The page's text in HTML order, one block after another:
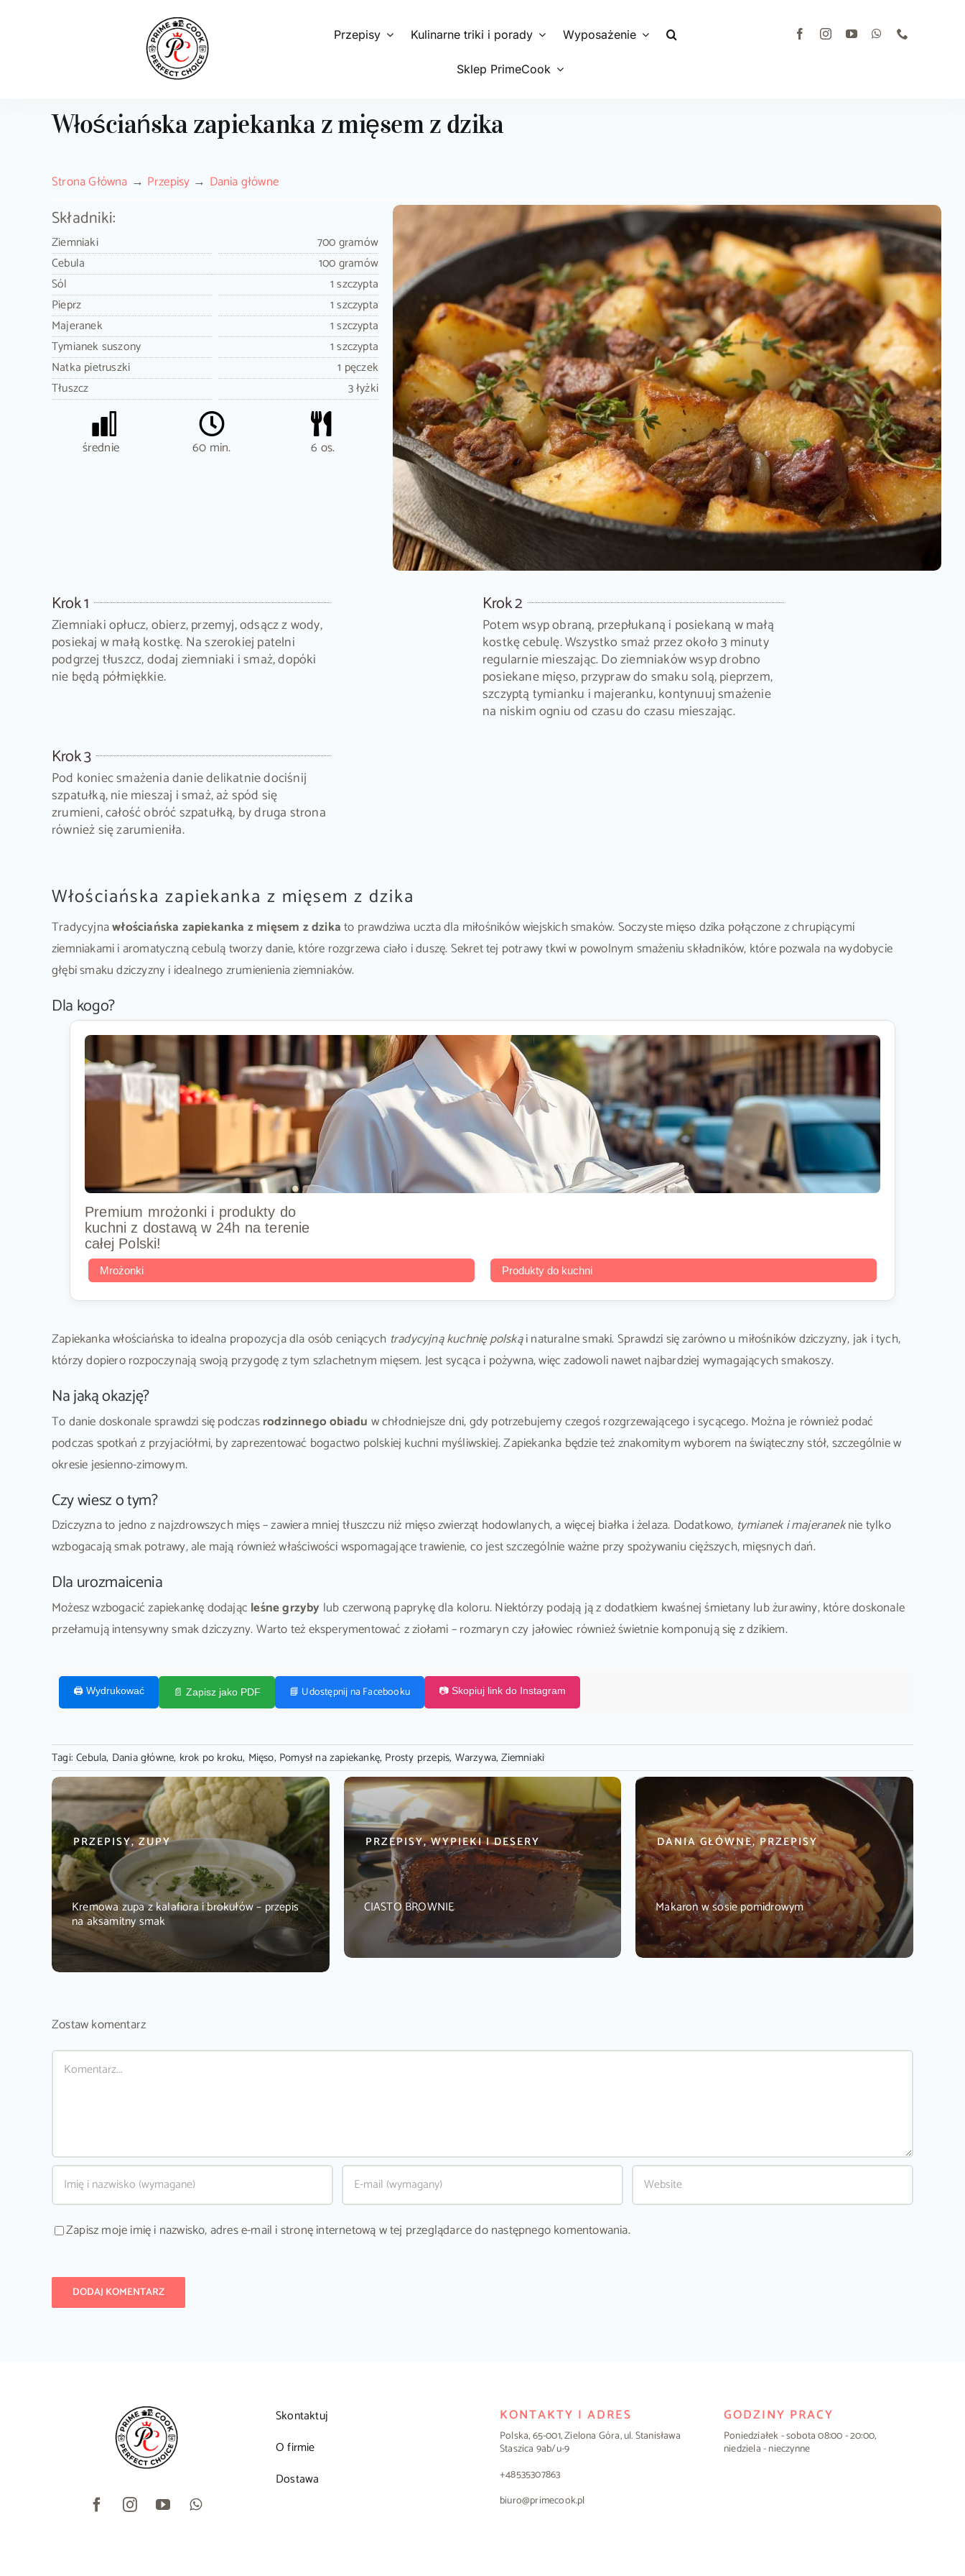
Przepisy Kulinarne triki i porady Wyposażenie
Sklep PrimeCook
Włościańska zapiekanka z mięsem z dzika
Strona Główna Przepisy Dania główne
Składniki:
Ziemniaki
700 gramów
Cebula
100 gramów
Sól
1 szczypta
Pieprz
1 szczypta
Majeranek
1 szczypta
Tymianek suszony
1 szczypta
Natka pietruszki
1 pęczek
Tłuszcz
3 łyżki
średnie 60 min. 6 os.
Krok 1
Ziemniaki opłucz, obierz, przemyj, odsącz z wody,
posiekaj w małą kostkę. Na szerokiej patelni
podgrzej tłuszcz, dodaj ziemniaki i smaż, dopóki
nie będą półmiękkie.
Krok 2
Potem wsyp obraną, przepłukaną i posiekaną w małą
kostkę cebulę. Wszystko smaż przez około 3 minuty
regularnie mieszając. Do ziemniaków wsyp drobno
posiekane mięso, przypraw do smaku solą, pieprzem,
szczyptą tymianku i majeranku, kontynuuj smażenie
na niskim ogniu od czasu do czasu mieszając.
Krok 3
Pod koniec smażenia danie delikatnie dociśnij
szpatułką, nie mieszaj i smaż, aż spód się
zrumieni, całość obróć szpatułką, by druga strona
również się zarumieniła.
Włościańska zapiekanka z mięsem z dzika
Tradycyjnawłościańska zapiekanka z mięsem z dzikato prawdziwa uczta dla miłośników wiejskich smaków. Soczyste mięso dzika połączone z chrupiącymi
ziemniakami i aromatyczną cebulą tworzy danie, które rozgrzewa ciało i duszę. Sekret tej potrawy tkwi w powolnym smażeniu składników, które pozwala na wydobycie
głębi smaku dziczyzny i idealnego zrumienienia ziemniaków.
Dla kogo?
Premium mrożonki i produkty do
kuchni z dostawą w 24h na terenie
całej Polski!
Mrożonki Produkty do kuchni
Zapiekanka włościańska to idealna propozycja dla osób ceniących tradycyjną kuchnię polskąi naturalne smaki. Sprawdzi się zarówno u miłośników dziczyzny, jak i tych,
którzy dopiero rozpoczynają swoją przygodę z tym szlachetnym mięsem. Jest sycąca i pożywna, więc zadowoli nawet najbardziej wymagających smakoszy.
Na jaką okazję?
To danie doskonale sprawdzi się podczasrodzinnego obiadu w chłodniejsze dni, gdy potrzebujemy czegoś rozgrzewającego i sycącego. Można je również podać
podczas spotkań z przyjaciółmi, by zaprezentować bogactwo polskiej kuchni myśliwskiej. Zapiekanka będzie też znakomitym wyborem na świąteczny stół, szczególnie w
okresie jesienno-zimowym.
Czy wiesz o tym?
Dziczyzna to jedno z najzdrowszych mięs – zawiera mniej tłuszczu niż mięso zwierząt hodowlanych, a więcej białka i żelaza. Dodatkowo, tymianek i majeraneknie tylko
wzbogacają smak potrawy, ale mają również właściwości wspomagające trawienie, co jest szczególnie ważne przy spożywaniu cięższych, mięsnych dań.
Dla urozmaicenia
Możesz wzbogacić zapiekankę dodając leśne grzyby lub czerwoną paprykę dla koloru. Niektórzy podają ją z dodatkiem kwaśnej śmietany lub żurawiny, które doskonale
przełamują intensywny smak dziczyzny. Warto też eksperymentować z ziołami – rozmaryn czy jałowiec również świetnie komponują się z dzikiem.
🖨️ Wydrukować 📄 Zapisz jako PDF 📘 Udostępnij na Facebooku 📷 Skopiuj link do Instagram
Tagi:Cebula, Dania główne, krok po kroku, Mięso, Pomysł na zapiekankę, Prosty przepis, Warzywa,Ziemniaki
PRZEPISY, ZUPY
Kremowa zupa z kalafiora i brokułów – przepis
na aksamitny smak
PRZEPISY, WYPIEKI I DESERY
CIASTO BROWNIE
DANIA GŁÓWNE, PRZEPISY
Makaron w sosie pomidrowym
Zostaw komentarz
Comment
Zapisz moje imię i nazwisko, adres e-mail i stronę internetową w tej przeglądarce do następnego komentowania.
Skontaktuj
O firmie
Dostawa
KONTAKTY I ADRES
Polska, 65-001, Zielona Góra, ul. Stanisława
Staszica 9ab/u-9
+48535307863
biuro@primecook.pl
GODZINY PRACY
Poniedziałek - sobota 08:00 - 20:00,
niedziela - nieczynne